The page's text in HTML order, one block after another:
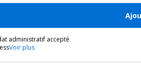
administratif accepté
Voir plus